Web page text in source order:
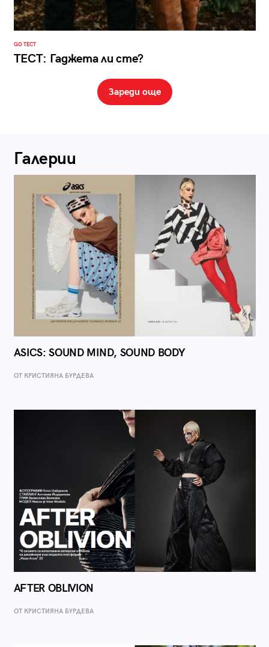
GO ТЕСТ
ТЕСТ: Гаджета ли сте?
Зареди още
Галерии
ASICS: SOUND MIND, SOUND BODY
ОТ КРИСТИЯНА БУРДЕВА
AFTER OBLIVION
ОТ КРИСТИЯНА БУРДЕВА